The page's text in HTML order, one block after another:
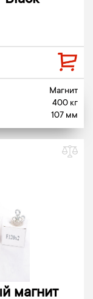
Магнит
400 кг
107 мм
магнит